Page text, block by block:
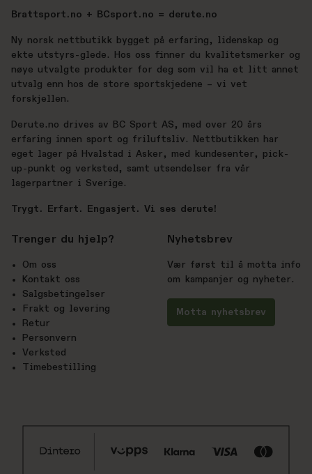
Brattsport.no + BCsport.no = derute.no
Ny norsk nettbutikk bygget på erfaring, lidenskap og
ekte utstyrs-glede. Hos oss finner du kvalitetsmerker og
nøye utvalgte produkter for deg som vil ha et litt annet
utvalg enn hos de store sportskjedene – vi vet
forskjellen.
Derute.no drives av BC Sport AS, med over 20 års
erfaring innen sport og friluftsliv. Nettbutikken har
eget lager på Hvalstad i Asker, med kundesenter, pick-
up-punkt og verksted, samt utsendelser fra vår
lagerpartner i Sverige.
Trygt. Erfart. Engasjert. Vi ses derute!
Trenger du hjelp?
Om oss
Kontakt oss
Salgsbetingelser
Frakt og levering
Retur
Personvern
Verksted
Timebestilling
Nyhetsbrev
Vær først til å motta info
om kampanjer og nyheter.
Motta nyhetsbrev